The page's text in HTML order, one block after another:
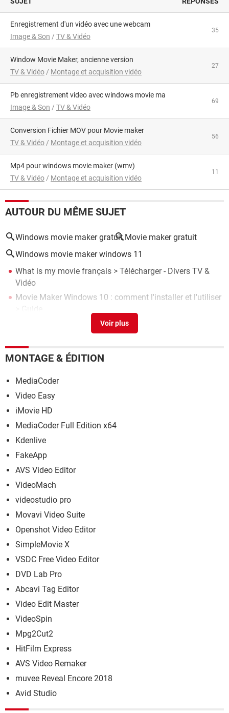
Enregistrement d'un vidéo avec une webcam
Image & Son / TV & Vidéo
35
Window Movie Maker, ancienne version
TV & Vidéo/ Montage et acquisition vidéo
27
Pb enregistrement video avec windows movie ma
Image & Son / TV & Vidéo
69
Conversion Fichier MOV pour Movie maker
TV & Vidéo/ Montage et acquisition vidéo
56
mp4 pour windows movie maker (wmv)
TV & Vidéo/ Montage et acquisition vidéo
11
AUTOUR DU MÊME SUJET
Windows movie maker gratuit Movie maker gratuit
Windows movie maker windows 11
What is my movie français > Télécharger - Divers TV &
Vidéo
Movie Maker Windows 10 : comment l'installer et l'utiliser
> Guide
Fin windows 10> Guide
MONTAGE & ÉDITION
MediaCoder
Video Easy
iMovie HD
MediaCoder Full Edition x64
Kdenlive
FakeApp
AVS Video Editor
VideoMach
videostudio pro
Movavi Video Suite
Openshot Video Editor
SimpleMovie X
VSDC Free Video Editor
DVD Lab Pro
Abcavi Tag Editor
Video Edit Master
VideoSpin
Mpg2Cut2
HitFilm Express
AVS Video Remaker
muvee Reveal Encore 2018
Avid Studio